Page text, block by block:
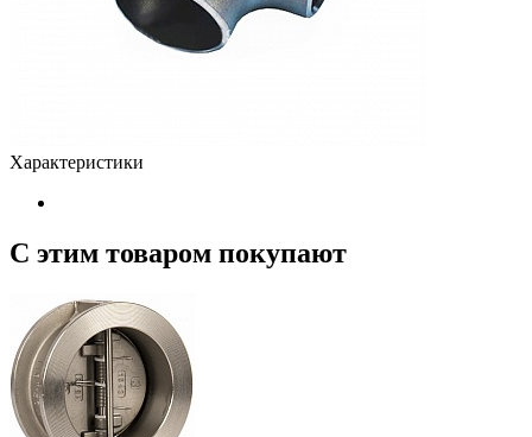
Характеристики
С этим товаром покупают